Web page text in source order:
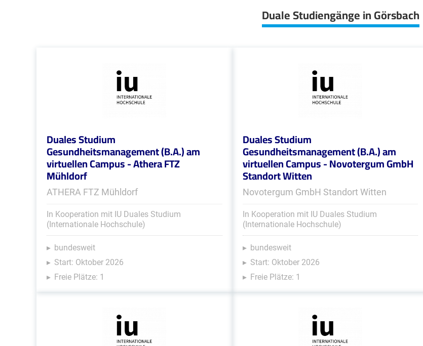
Duale Studiengänge in Görsbach
Duales Studium
Gesundheitsmanagement (B.A.) am
virtuellen Campus - Athera FTZ
Mühldorf
ATHERA FTZ Mühldorf
In Kooperation mit IU Duales Studium
(Internationale Hochschule)
bundesweit
Start: Oktober 2026
Freie Plätze: 1
Duales Studium
Gesundheitsmanagement (B.A.) am
virtuellen Campus - Novotergum GmbH
Standort Witten
Novotergum GmbH Standort Witten
In Kooperation mit IU Duales Studium
(Internationale Hochschule)
bundesweit
Start: Oktober 2026
Freie Plätze: 1